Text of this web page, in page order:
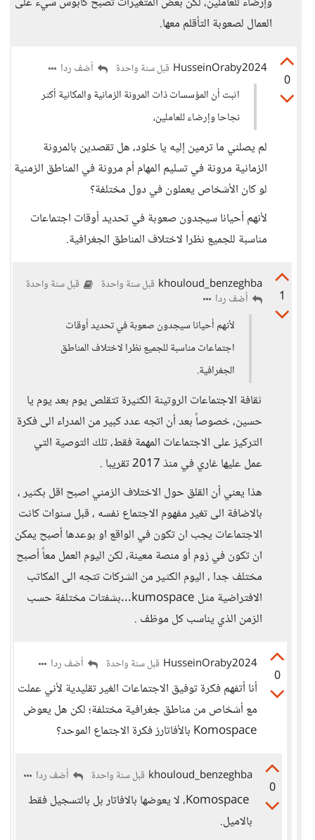
العمال لصعوبة التأقلم معها.
0
HusseinOraby2024 قبل سنة واحدة
أضف ردا
اثبت أن المؤسسات ذات المرونة الزمانية والمكانية أكثر
نجاحا وإرضاء للعاملين،
لم يصلني ما ترمين إليه يا خلود، هل تقصدين بالمرونة
الزمانية مرونة في تسليم المهام أم مرونة في المناطق الزمنية
لو كان الأشخاص يعملون في دول مختلفة؟
لأنهم أحيانا سيجدون صعوبة في تحديد أوقات اجتماعات
مناسبة للجميع نظرا لاختلاف المناطق الجغرافية.
1
khouloud_benzeghba قبل سنة واحدة قبل سنة واحدة
أضف ردا
لأنهم أحيانا سيجدون صعوبة في تحديد أوقات
اجتماعات مناسبة للجميع نظرا لاختلاف المناطق
الجغرافية.
ثقافة الاجتماعات الروتينة الكثيرة تتقلص يوم بعد يوم يا
حسين، خصوصاً بعد أن اتجه عدد كبير من المدراء الى فكرة
التركيز على الاجتماعات المهمة فقط، تلك التوصية التي
عمل عليها غاري في منذ 2017 تقريبا .
هذا يعني أن القلق حول الاختلاف الزمني اصبح اقل بكثير ،
بالاضافة الى تغير مفهوم الاجتماع نفسه ، قبل سنوات كانت
الاجتماعات يجب ان تكون في الواقع او بوعدها أصبح يمكن
ان تكون في زوم أو منصة معينة، لكن اليوم العمل معاً أصبح
مختلف جدا ، اليوم الكثير من الشركات تتجه الى المكاتب
الافتراضية مثل kumospace...بشفتات مختلفة حسب
الزمن الذي يناسب كل موظف .
0
HusseinOraby2024 قبل سنة واحدة أضف ردا
أنا أتفهم فكرة توفيق الاجتماعات الغير تقليدية لأني عملت
مع أشخاص من مناطق جغرافية مختلفة؛ لكن هل يعوض
Komospace بالأفاتارز فكرة الاجتماع الموحد؟
0
khouloud_benzeghba قبل سنة واحدة أضف ردا
Komospace، لا يعوضها بالافاتار بل بالتسجيل فقط
بالاميل.